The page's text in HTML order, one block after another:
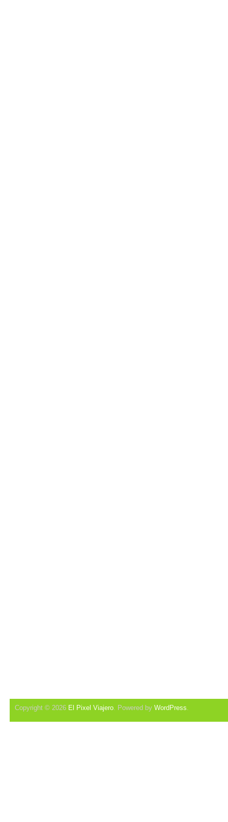
Copyright © 2026 El Pixel Viajero. Powered by WordPress.